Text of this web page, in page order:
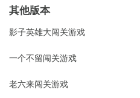
按照其中经典的跑酷来的闯关冒
经典刺激的竞技闯关，按照其中
险闯关;
发挥出自己强大的技能来击败其
中的任务干掉对手。
其他版本
影子英雄大闯关游戏
一个不留闯关游戏
老六来闯关游戏